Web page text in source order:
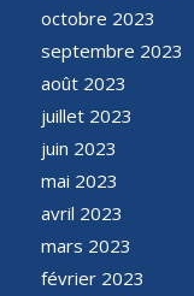
octobre 2023
septembre 2023
août 2023
juillet 2023
juin 2023
mai 2023
avril 2023
mars 2023
février 2023